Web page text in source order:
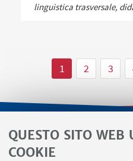
QUESTO SITO WEB
COOKIE
linguistica trasversale,
1 2 3
LINK